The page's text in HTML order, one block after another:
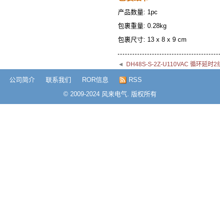
产品数量: 1pc
包裹重量: 0.28kg
包裹尺寸: 13 x 8 x 9 cm
◄ DH48S-S-2Z-U110VAC 循环延时2
公司简介 联系我们 ROR信息
RSS
© 2009-2024 风来电气. 版权所有